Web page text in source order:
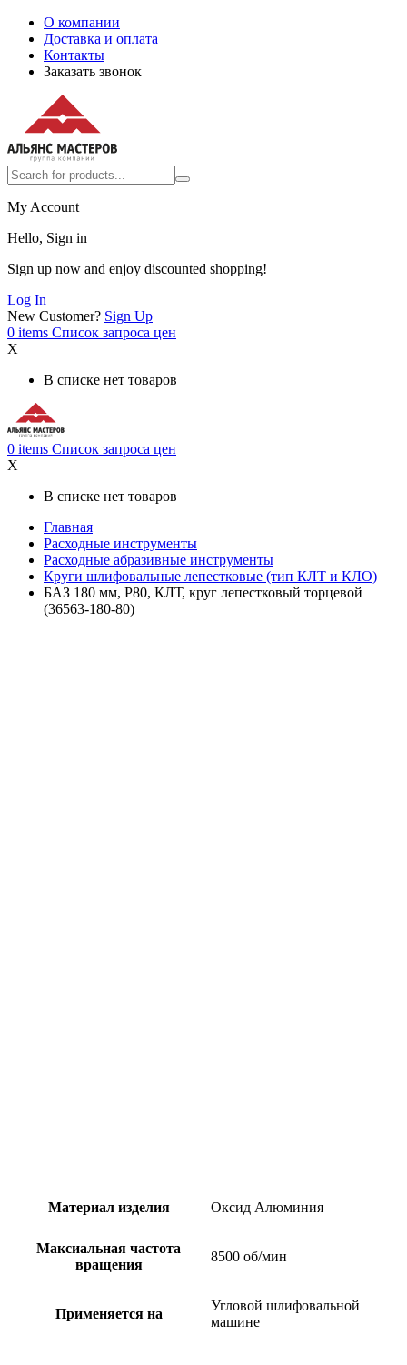
О компании
Доставка и оплата
Контакты
Заказать звонок
My Account
Hello, Sign in
Sign up now and enjoy discounted shopping!
Log In
New Customer? Sign Up
0 items Список запроса цен
X
В списке нет товаров
0 items Список запроса цен
X
В списке нет товаров
Главная
Расходные инструменты
Расходные абразивные инструменты
Круги шлифовальные лепестковые (тип КЛТ и КЛО)
БАЗ 180 мм, P80, КЛТ, круг лепестковый торцевой
(36563-180-80)
Материал изделия Оксид Алюминия
Максиальная частота
вращения
8500 об/мин
Применяется на
Угловой шлифовальной
машине